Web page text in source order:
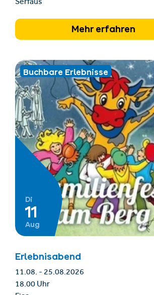
Serfaus
Mehr erfahren
Buchbare Erlebnisse
Di
11
Aug
Erlebnisabend
11.08. - 25.08.2026
18.00 Uhr